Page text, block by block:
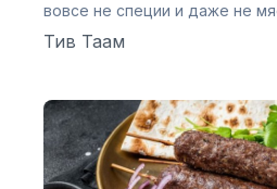
вовсе не специи и даже не
Тив Таам